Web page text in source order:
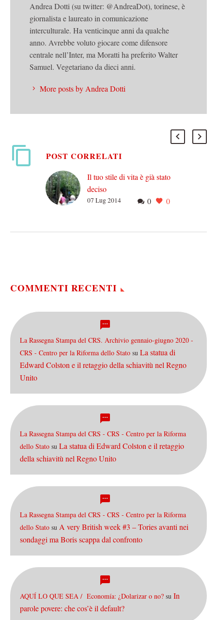
Andrea Dotti (su twitter: @AndreaDot), torinese, è
giornalista e laureato in comunicazione
interculturale. Ha venticinque anni da qualche
anno. Avrebbe voluto giocare come difensore
centrale nell’Inter, ma Moratti ha preferito Walter
Samuel. Vegetariano da dieci anni.
More posts by Andrea Dotti
POST CORRELATI
Il tuo stile di vita è già stato
deciso
Beh, pare che sia di nuovo
0 0
07 Lug 2014
COMMENTI RECENTI
La Rassegna Stampa del CRS. Archivio gennaio-giugno 2020 -
CRS - Centro per la Riforma dello Stato su La statua di
Edward Colston e il retaggio della schiavitù nel Regno
Unito
La Rassegna Stampa del CRS - CRS - Centro per la Riforma
dello Stato su La statua di Edward Colston e il retaggio
della schiavitù nel Regno Unito
La Rassegna Stampa del CRS - CRS - Centro per la Riforma
dello Stato su A very British week #3 – Tories avanti nei
sondaggi ma Boris scappa dal confronto
AQUÍ LO QUE SEA / Economía: ¿Dolarizar o no? su In
parole povere: che cos’è il default?